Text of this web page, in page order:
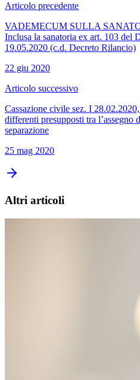
Articolo precedente
VADEMECUM SULLA
Inclusa la sanatoria ex art. 103 del
19.05.2020 (c.d. Decreto Rilancio)
22 giu 2020
Articolo successivo
Cassazione civile sez. I
differenti presupposti tra l’assegno
separazione
25 mag 2020
Altri articoli